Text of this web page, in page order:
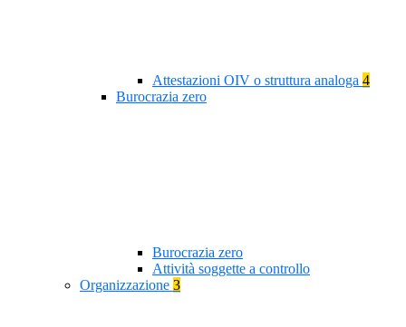
Attestazioni OIV o struttura analoga 4
Burocrazia zero
Burocrazia zero
Attività soggette a controllo
Organizzazione 3